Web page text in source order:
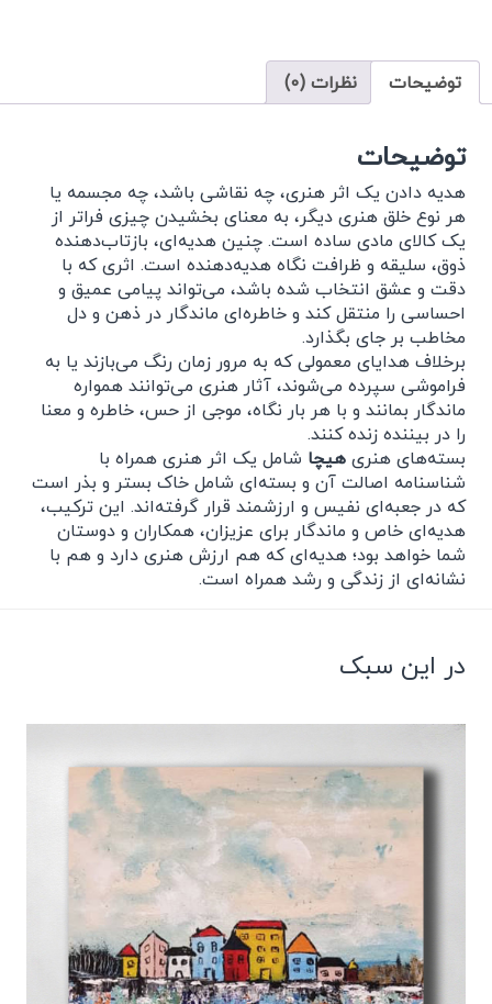
توضیحات نظرات (0)
توضیحات
هدیه دادن یک اثر هنری، چه نقاشی باشد، چه مجسمه یا
هر نوع خلق هنری دیگر، به معنای بخشیدن چیزی فراتر از
یک کالای مادی ساده است. چنین هدیه‌ای، بازتاب‌دهنده
ذوق، سلیقه و ظرافت نگاه هدیه‌دهنده است. اثری که با
دقت و عشق انتخاب شده باشد، می‌تواند پیامی عمیق و
احساسی را منتقل کند و خاطره‌ای ماندگار در ذهن و دل
مخاطب بر جای بگذارد.
برخلاف هدایای معمولی که به مرور زمان رنگ می‌بازند یا به
فراموشی سپرده می‌شوند، آثار هنری می‌توانند همواره
ماندگار بمانند و با هر بار نگاه، موجی از حس، خاطره و معنا
را در بیننده زنده کنند.
بسته‌های هنریهیچا شامل یک اثر هنری همراه با
شناسنامه اصالت آن و بسته‌ای شامل خاک بستر و بذر است
که در جعبه‌ای نفیس و ارزشمند قرار گرفته‌اند. این ترکیب،
هدیه‌ای خاص و ماندگار برای عزیزان، همکاران و دوستان
شما خواهد بود؛ هدیه‌ای که هم ارزش هنری دارد و هم با
نشانه‌ای از زندگی و رشد همراه است.
در این سبک